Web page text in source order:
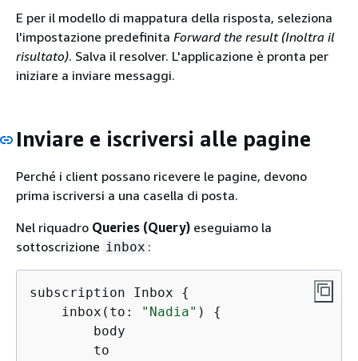
E per il modello di mappatura della risposta, seleziona
l'impostazione predefinita Forward the result (Inoltra il
risultato). Salva il resolver. L'applicazione è pronta per
iniziare a inviare messaggi.
Inviare e iscriversi alle pagine
Perché i client possano ricevere le pagine, devono
prima iscriversi a una casella di posta.
Nel riquadro Queries (Query) eseguiamo la
sottoscrizione inbox :
subscription Inbox {
    inbox(to:
"Nadia" ) {
        body
        to